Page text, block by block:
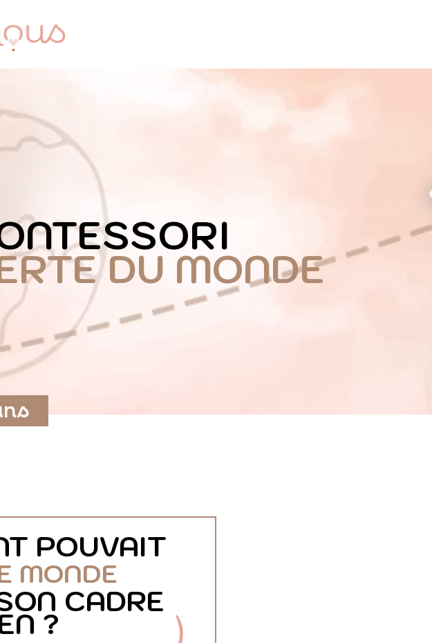
DU MONDE
POUVAIT
MONDE
CADRE
?